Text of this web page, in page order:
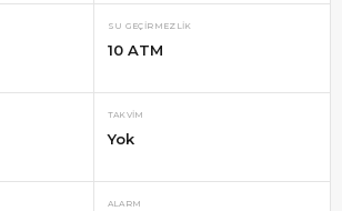
SU GEÇIRMEZLIK
10 ATM
TAKVIM
Yok
ALARM